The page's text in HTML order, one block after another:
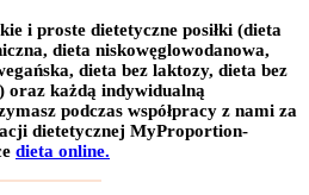
i proste dietetyczne posiłki (dieta
dieta niskowęglowodanowa,
dieta bez laktozy, dieta bez
oraz każdą indywidualną
podczas współpracy z nami za
dietetycznej MyProportion-
dieta online.